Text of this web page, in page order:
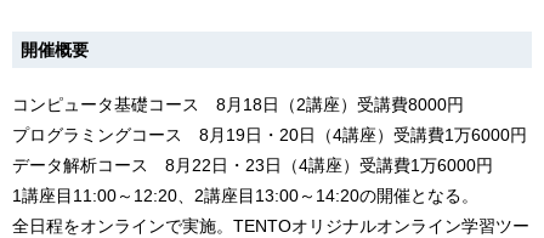
開催概要
コンピュータ基礎コース 8月18日（2講座）受講費8000円
プログラミングコース 8月19日・20日（4講座）受講費1万6000円
データ解析コース 8月22日・23日（4講座）受講費1万6000円
1講座目11:00～12:20、2講座目13:00～14:20の開催となる。
全日程をオンラインで実施。TENTOオリジナルオンライン学習ツー